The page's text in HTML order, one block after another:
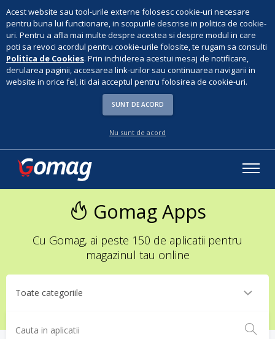
Acest website sau tool-urile externe folosesc cookie-uri necesare
pentru buna lui functionare, in scopurile descrise in politica de cookie-
uri. Pentru a afla mai multe despre acestea si despre modul in care
poti sa revoci acordul pentru cookie-urile folosite, te rugam sa consulti
Politica de Cookies. Prin inchiderea acestui mesaj de notificare,
derularea paginii, accesarea link-urilor sau continuarea navigarii in
website in orice fel, iti dai acceptul pentru folosirea de cookie-uri.
SUNT DE ACORD
Nu sunt de acord
Gomag Apps
Cu Gomag, ai peste 150 de aplicatii pentru
magazinul tau online